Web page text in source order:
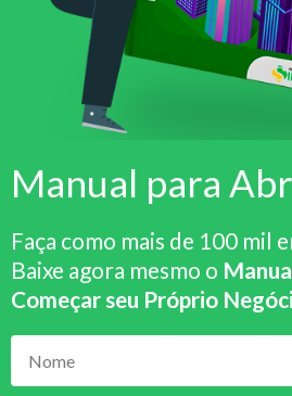
Manual para
Faça como mais de 100 mil
Baixe agora mesmo o
Começar seu Próprio